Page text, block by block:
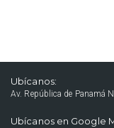
Ubícanos:
Av. República de Panamá
Ubícanos en Google